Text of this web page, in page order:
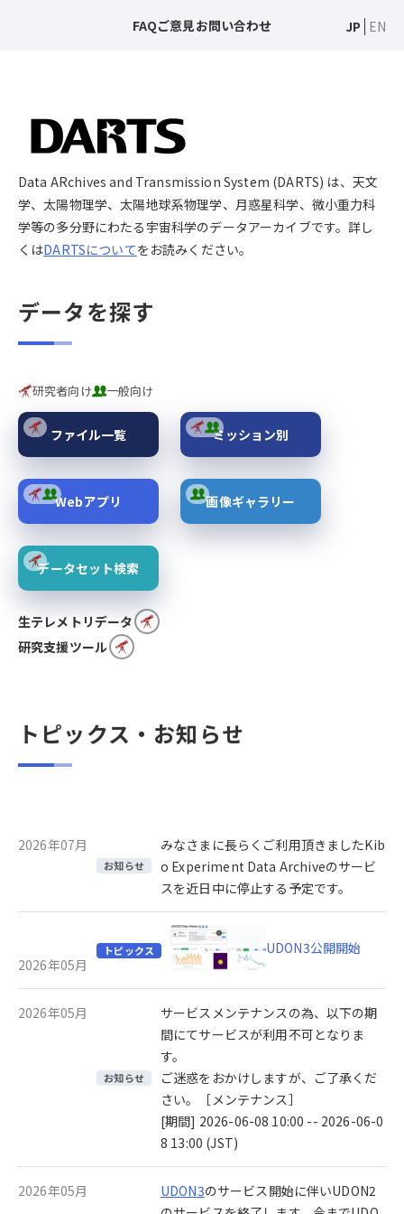
FAQご意見お問い合わせ JP EN
Data ARchives and Transmission System (DARTS) は、天文
学、太陽物理学、太陽地球系物理学、月惑星科学、微小重力科
学等の多分野にわたる宇宙科学のデータアーカイブです。詳し
くはDARTSについてをお読みください。
データを探す
研究者向け 一般向け
ファイル一覧 ミッション別
Webアプリ 画像ギャラリー
データセット検索
生テレメトリデータ
研究支援ツール
トピックス・お知らせ
2026年07月
お知らせ
みなさまに長らくご利用頂きましたKib
o Experiment Data Archiveのサービ
スを近日中に停止する予定です。
2026年05月
トピックス UDON3公開開始
2026年05月
お知らせ
サービスメンテナンスの為、以下の期
間にてサービスが利用不可となりま
す。
ご迷惑をおかけしますが、ご了承くだ
さい。［メンテナンス］
[期間] 2026-06-08 10:00 -- 2026-06-0
8 13:00 (JST)
2026年05月 UDON3のサービス開始に伴いUDON2